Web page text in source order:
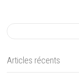
Articles récents